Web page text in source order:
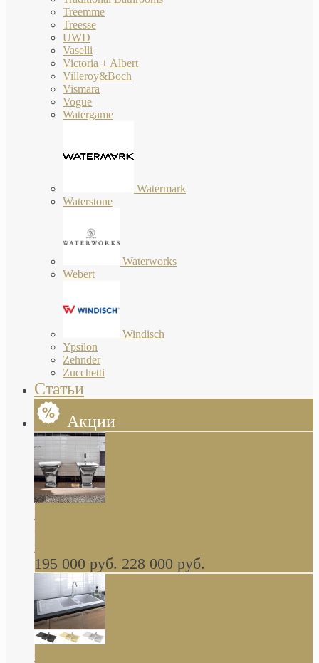
Treemme
Treesse
UWD
Vaselli
Victoria + Albert
Villeroy&Boch
Vismara
Vogue
Watergame
Watermark
Waterstone
Waterworks
Webert
Windisch
Ypsilon
Zehnder
Zucchetti
Статьи
Акции
Butterfly Scarabeo КОМПЛЕКТ санфаянса
глянцевая платина В НАЛИЧИИ
195 000 руб. 228 000 руб.